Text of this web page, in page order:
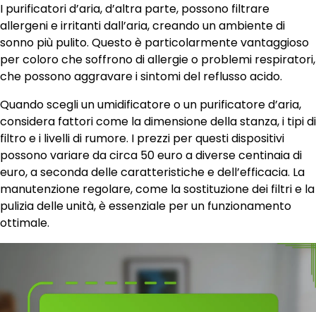
I purificatori d’aria, d’altra parte, possono filtrare
allergeni e irritanti dall’aria, creando un ambiente di
sonno più pulito. Questo è particolarmente vantaggioso
per coloro che soffrono di allergie o problemi respiratori,
che possono aggravare i sintomi del reflusso acido.
Quando scegli un umidificatore o un purificatore d’aria,
considera fattori come la dimensione della stanza, i tipi di
filtro e i livelli di rumore. I prezzi per questi dispositivi
possono variare da circa 50 euro a diverse centinaia di
euro, a seconda delle caratteristiche e dell’efficacia. La
manutenzione regolare, come la sostituzione dei filtri e la
pulizia delle unità, è essenziale per un funzionamento
ottimale.